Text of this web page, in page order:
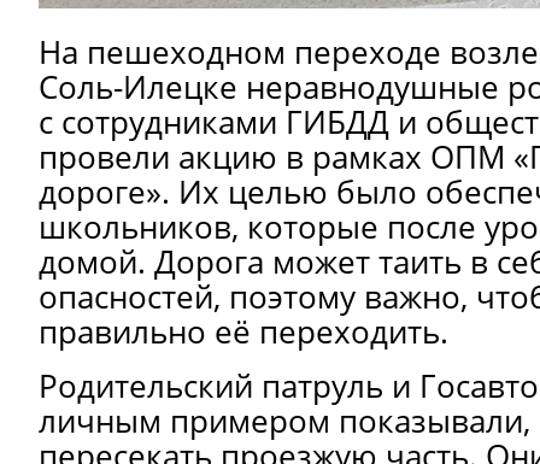
На пешеходном переходе
Соль-Илецке неравнодушные
с сотрудниками ГИБДД и
провели акцию в рамках ОПМ
дороге». Их целью было
школьников, которые после
домой. Дорога может таить в
опасностей, поэтому важно,
правильно её переходить.
Родительский патруль и
личным примером показывали,